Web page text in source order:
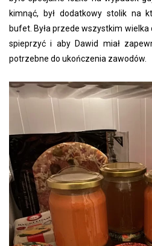
kimnąć, był dodatkowy stolik na
bufet. Była przede wszystkim
spieprzyć i aby Dawid miał
potrzebne do ukończenia zawodów.